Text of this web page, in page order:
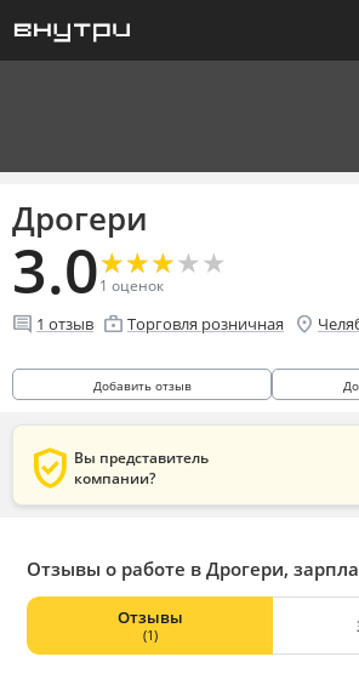
Дрогери
3.0★
★★
★★
★★
★★
★
1 оценок
comment 1 отзыв enterprise Торговля розничная location_on
Добавить отзыв
verified_user Вы представитель
компании?
Отзывы о работе в Дрогери,
Отзывы
(1)